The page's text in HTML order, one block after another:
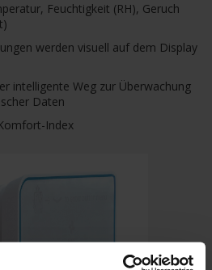
Feuchtigkeit (RH), Geruch
werden visuell auf dem Display
intelligente Weg zur Überwachung
Daten
Index